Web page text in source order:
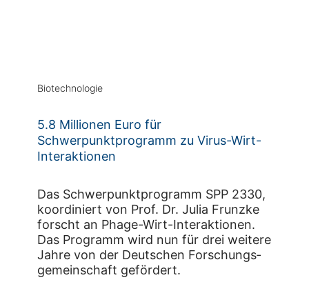
Biotechnologie
5.8 Millionen Euro für
Schwerpunktprogramm zu Virus-Wirt-
Interaktionen
Das Schwerpunktprogramm SPP 2330,
koordiniert von Prof. Dr. Julia Frunzke
forscht an Phage-Wirt-Interaktionen.
Das Programm wird nun für drei weitere
Jahre von der Deutschen Forschungs­
gemeinschaft gefördert.